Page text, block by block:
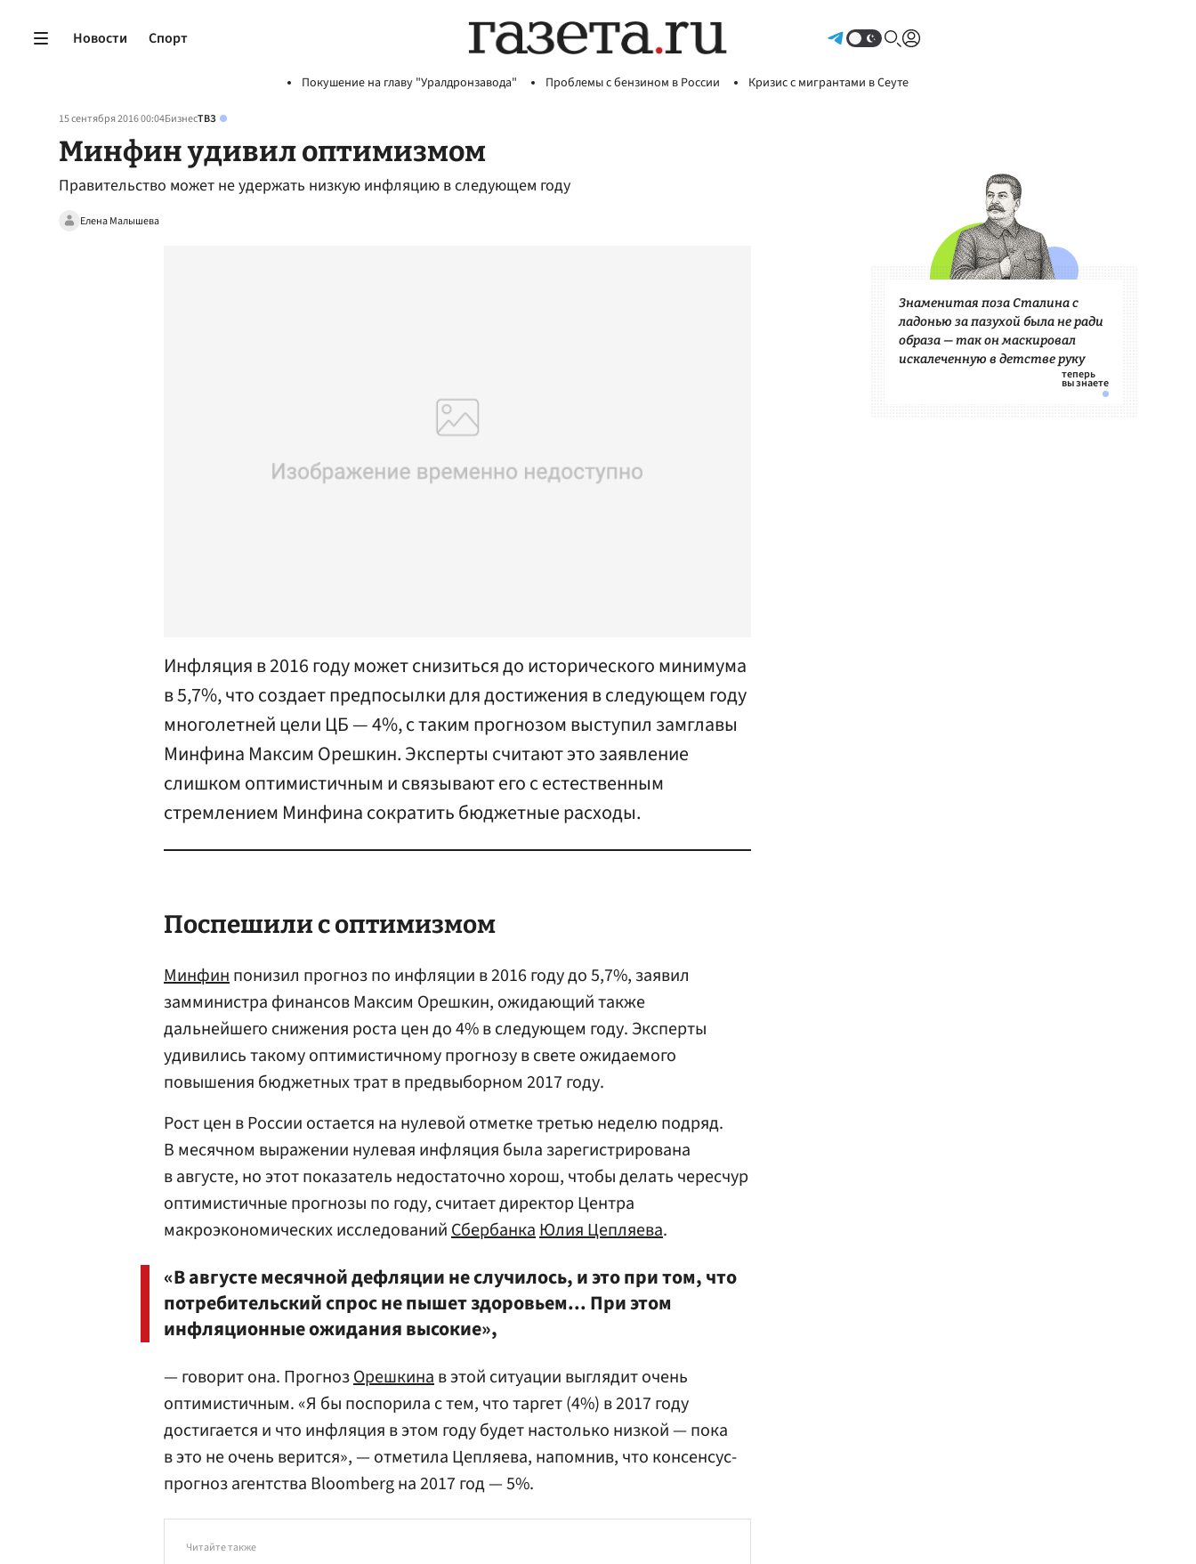
Новости Спорт
Покушение на главу "Уралдронзавода" Проблемы с бензином в России Кризис с мигрантами в Сеуте
15 сентября 2016 00:04БизнесТВЗ
Минфин удивил оптимизмом
Правительство может не удержать низкую инфляцию в следующем году
Елена Малышева
Инфляция в 2016 году может снизиться до исторического минимума
в 5,7%, что создает предпосылки для достижения в следующем году
многолетней цели ЦБ — 4%, с таким прогнозом выступил замглавы
Минфина Максим Орешкин. Эксперты считают это заявление
слишком оптимистичным и связывают его с естественным
стремлением Минфина сократить бюджетные расходы.
Поспешили с оптимизмом
Минфинпонизил прогноз по инфляции в 2016 году до 5,7%, заявил
замминистра финансов Максим Орешкин, ожидающий также
дальнейшего снижения роста цен до 4% в следующем году. Эксперты
удивились такому оптимистичному прогнозу в свете ожидаемого
повышения бюджетных трат в предвыборном 2017 году.
Рост цен в России остается на нулевой отметке третью неделю подряд.
В месячном выражении нулевая инфляция была зарегистрирована
в августе, но этот показатель недостаточно хорош, чтобы делать чересчур
оптимистичные прогнозы по году, считает директор Центра
макроэкономических исследованийСбербанкаЮлия Цепляева.
«В августе месячной дефляции не случилось, и это при том, что
потребительский спрос не пышет здоровьем... При этом
инфляционные ожидания высокие»,
— говорит она. ПрогнозОрешкинав этой ситуации выглядит очень
оптимистичным. «Я бы поспорила с тем, что таргет (4%) в 2017 году
достигается и что инфляция в этом году будет настолько низкой — пока
в это не очень верится», — отметила Цепляева, напомнив, что консенсус-
прогноз агентства Bloomberg на 2017 год — 5%.
Читайте также
Знаменитая поза Сталина с
ладонью за пазухой была не ради
образа — так он маскировал
искалеченную в детстве руку